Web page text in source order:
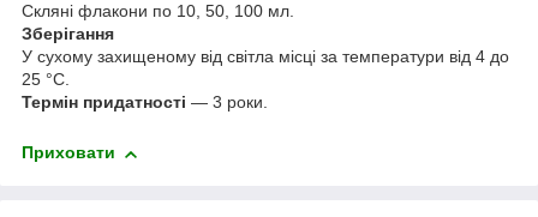
Скляні флакони по 10, 50, 100 мл.
Зберігання
У сухому захищеному від світла місці за температури від 4 до
25 °C.
Термін придатності — 3 роки.
Приховати